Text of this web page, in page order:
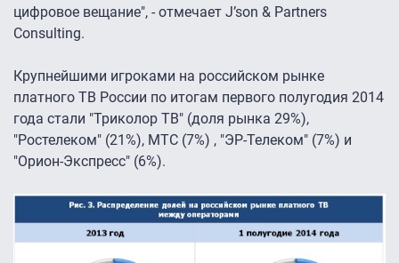
цифровое вещание", - отмечает J’son & Partners
Consulting.
Крупнейшими игроками на российском рынке
платного ТВ России по итогам первого полугодия 2014
года стали "Триколор ТВ" (доля рынка 29%),
"Ростелеком" (21%), МТС (7%) , "ЭР-Телеком" (7%) и
"Орион-Экспресс" (6%).